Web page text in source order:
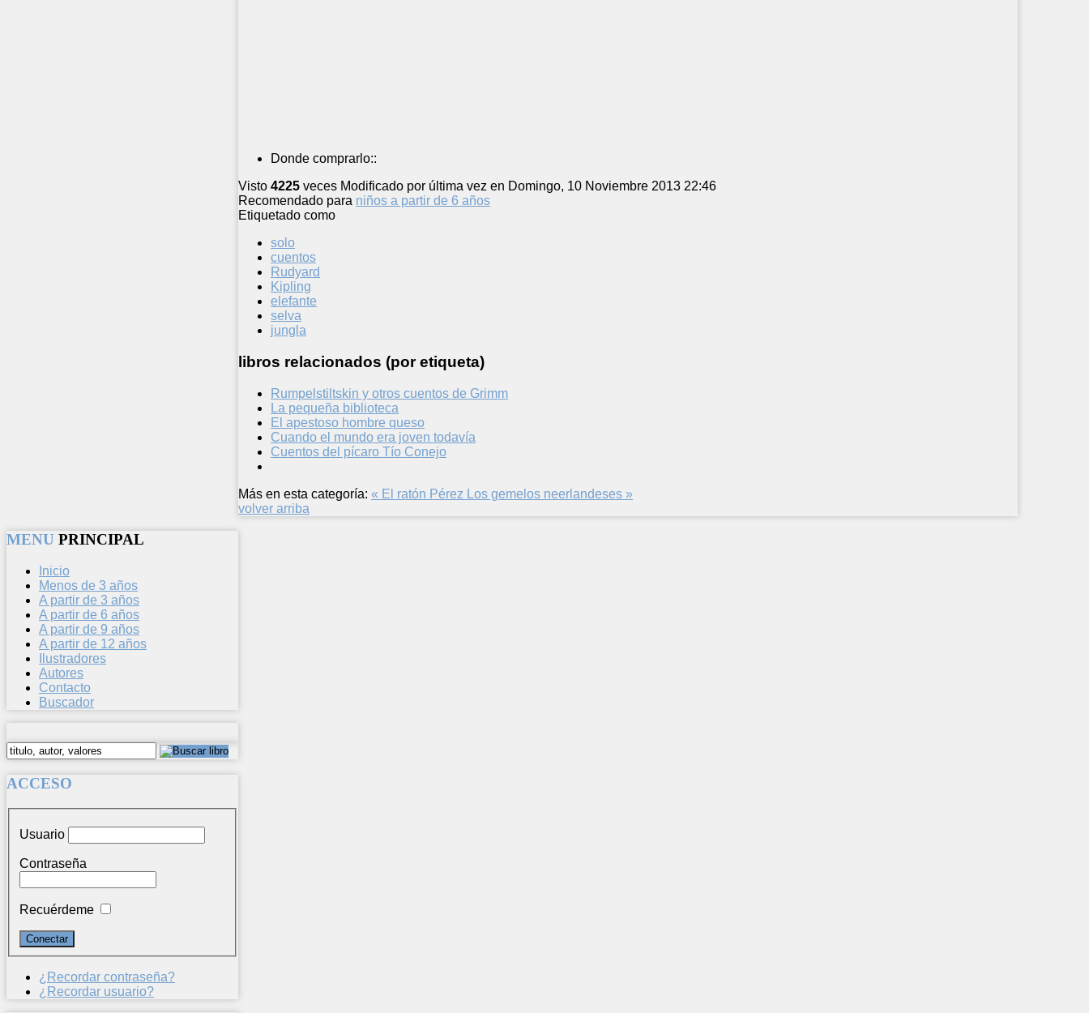
Donde comprarlo::
Visto 4225 veces Modificado por última vez en Domingo, 10 Noviembre 2013 22:46
Recomendado para niños a partir de 6 años
Etiquetado como
solo
cuentos
Rudyard
Kipling
elefante
selva
jungla
libros relacionados (por etiqueta)
Rumpelstiltskin y otros cuentos de Grimm
La pequeña biblioteca
El apestoso hombre queso
Cuando el mundo era joven todavía
Cuentos del pícaro Tío Conejo
Más en esta categoría: « El ratón Pérez Los gemelos neerlandeses »
volver arriba
MENU PRINCIPAL
Inicio
Menos de 3 años
A partir de 3 años
A partir de 6 años
A partir de 9 años
A partir de 12 años
Ilustradores
Autores
Contacto
Buscador
ACCESO
Usuario
Contraseña
Recuérdeme
¿Recordar contraseña?
¿Recordar usuario?